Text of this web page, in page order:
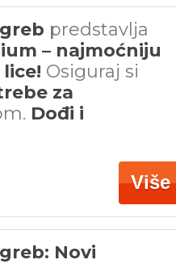
predstavlja
– najmoćniju
Osiguraj si
za
Dođi i
Više
Novi